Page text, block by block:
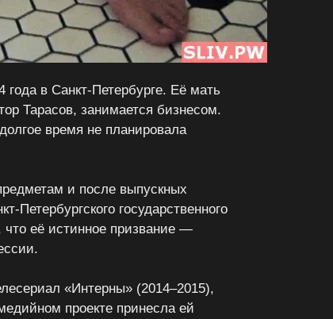
года в Санкт-Петербурге. Её мать
Тарасов, занимается бизнесом.
время не планировала
и после выпускных
Петербургского государственного
что её истинное призвание —
«Интерны» (2014–2015),
проекте принесла ей